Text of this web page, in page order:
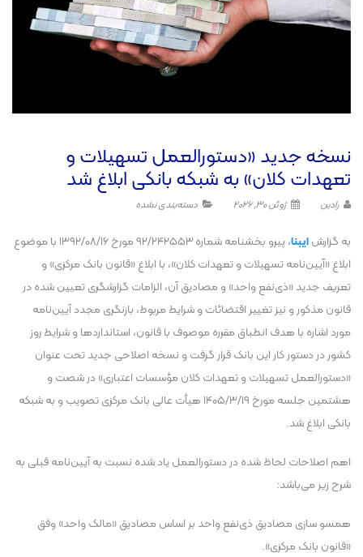
نسخه جدید «دستورالعمل تسهیلات و
تعهدات کلان» به شبکه بانکی ابلاغ شد
رادین ژوئن 30, 2026 دسته‌بندی نشده
به گزارشایبنا
، پیرو بخشنامه شماره ۲۴۲۵۵۳‏‏‏‏‏‏‏‏/۹۲ مورخ ۱۶‏‏‏‏‏‏‏‏/۰۸‏‏‏‏‏‏‏‏/۱۳۹۲ با موضوع
ابلاغ «آیین‌نامه تسهیلات و تعهدات کلان»، با ابلاغ «قانون بانک مرکزی» و
تعریف جدید «ذی‌نفع واحد» و مصادیق آن، الزامات گزارشگری تعیین شده در
قانون مذکور و نیز تغییر اقتضائات و شرایط مربوط، بازنگری مجدد آیین‌نامه
مورد اشاره با هدف انطباق مقرره موصوف با قانون، استاندارد‌ها و شرایط روز
کشور در دستور کار این بانک قرار گرفت و نسخه اصلاحی جدید تحت عنوان
«دستورالعمل تسهیلات و تعهدات کلان مؤسسات اعتباری» در شصت و
هشتمین جلسه مورخ ۱۹‏‏‏‏‏‏‏‏‏‏‏‏‏‏‏‏‏/۳‏‏‏‏‏‏‏‏‏‏‏‏‏‏‏‏‏/۱۴۰۵ هیأت عالی بانک مرکزی تصویب و به شبکه
بانکی ابلاغ شد.
اهم اصلاحات لحاظ شده در دستورالعمل یاد شده نسبت به آیین‌نامه قبلی به
شرح زیر می‌باشد:
همسو سازی مصادیق ذی‌نفع واحد بر اساس مصادیق «مالک واحد» وفق
«قانون بانک مرکزی».